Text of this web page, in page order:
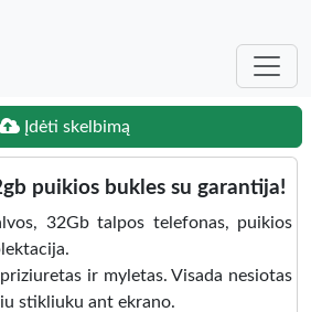
Įdėti skelbimą
puikios bukles su garantija!
32Gb talpos telefonas, puikios
ir myletas. Visada nesiotas
stikliuku ant ekrano.